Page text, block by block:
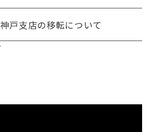
神戸支店の移転について